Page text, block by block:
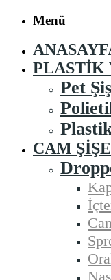
Menü
PLASTIK
Pet
CAM